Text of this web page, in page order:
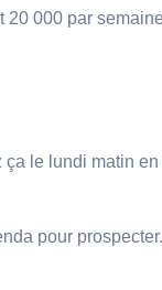
000 par
le lundi matin
pour